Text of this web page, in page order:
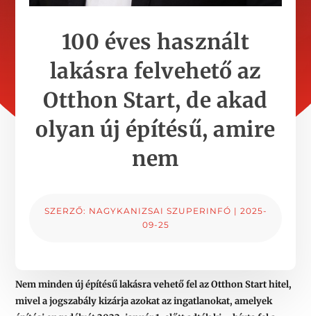
100 éves használt
lakásra felvehető az
Otthon Start, de akad
olyan új építésű, amire
nem
SZERZŐ: NAGYKANIZSAI SZUPERINFÓ | 2025-
09-25
Nem minden új építésű lakásra vehető fel az Otthon Start hitel,
mivel a jogszabály kizárja azokat az ingatlanokat, amelyek